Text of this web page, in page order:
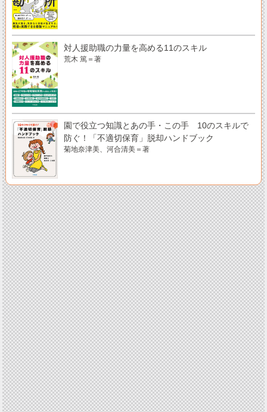
対人援助職の力量を高める11のスキル
荒木 篤＝著
園で役立つ知識とあの手・この手 10のスキルで
防ぐ！「不適切保育」脱却ハンドブック
菊地奈津美、河合清美＝著